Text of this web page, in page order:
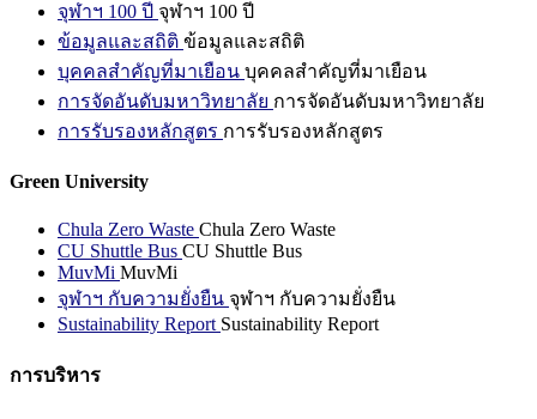
จุฬาฯ 100 ปี จุฬาฯ 100 ปี
ข้อมูลและสถิติ ข้อมูลและสถิติ
บุคคลสำคัญที่มาเยือน บุคคลสำคัญที่มาเยือน
การจัดอันดับมหาวิทยาลัย การจัดอันดับมหาวิทยาลัย
การรับรองหลักสูตร การรับรองหลักสูตร
Green University
Chula Zero Waste Chula Zero Waste
CU Shuttle Bus CU Shuttle Bus
MuvMi MuvMi
จุฬาฯ กับความยั่งยืน จุฬาฯ กับความยั่งยืน
Sustainability Report Sustainability Report
การบริหาร